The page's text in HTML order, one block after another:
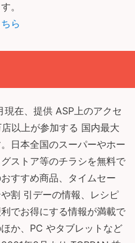
。
ら
在、提供 ASP上のアクセ
以上が参加する 国内最大
日本全国のスーパーやホー
ストア等のチラシを無料で
すすめ商品、タイムセー
割 引デーの情報、レシピ
でお得にする情報が満載で
か、PC やタブレットなど